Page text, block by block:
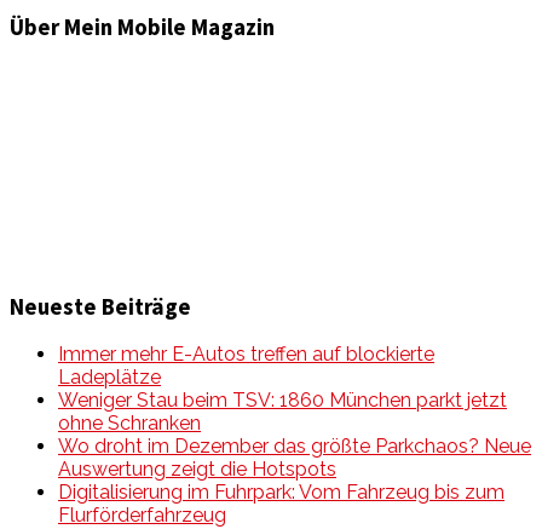
Über Mein Mobile Magazin
Neueste Beiträge
Immer mehr E-Autos treffen auf blockierte
Ladeplätze
Weniger Stau beim TSV: 1860 München parkt jetzt
ohne Schranken
Wo droht im Dezember das größte Parkchaos? Neue
Auswertung zeigt die Hotspots
Digitalisierung im Fuhrpark: Vom Fahrzeug bis zum
Flurförderfahrzeug